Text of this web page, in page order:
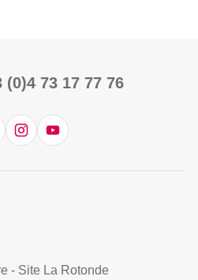
(0)4 73 17 77 76
- Site La Rotonde